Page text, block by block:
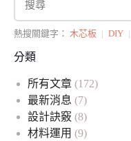
熱搜關鍵字： 木芯板 | DIY |
分類
所有文章 (172)
最新消息 (7)
設計訣竅 (8)
材料運用 (9)